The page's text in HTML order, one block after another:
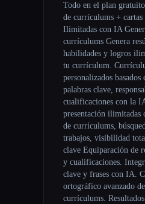
Todo en el plan
de currículums + cartas
Ilimitadas con IA
currículums Genera
habilidades y logros
tu currículum.
personalizados
palabras clave,
cualificaciones con la
presentación
de currículums,
trabajos, visibilidad
clave Equiparación de
y cualificaciones.
clave y frases con IA.
ortográfico avanzado
currículums.